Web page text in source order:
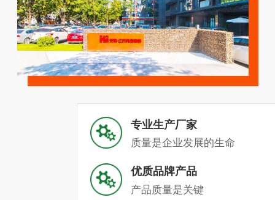
专业生产厂家
质量是企业发展的生命
优质品牌产品
产品质量是关键